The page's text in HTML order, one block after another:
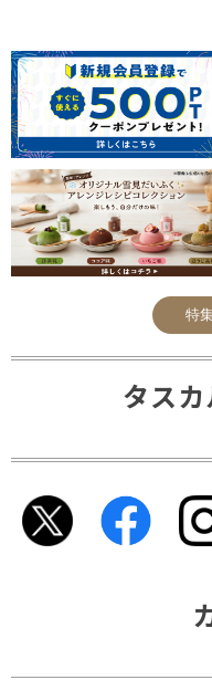
特
タス